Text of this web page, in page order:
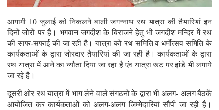
आगामी 10 जुलाई को निकलने वाली जगन्नाथ रथ यात्रा की तैयारियां इन
दिनों जोरों पर है। भगवान जगदीश के बिराजने हेतु भी जगदीश मन्दिर में रथ
की साफ-सफाई की जा रही है। यात्रा को रथ समिति व धर्मोत्सव समिति के
कार्यकताओं के द्वारा जोरदार तैयारियां की जा रही है। कार्यकताओं के द्वारा
रथ यात्रा में आने का न्यौता दिया जा रहा है एंव यात्रा रूट पर झंडे भी लगाये
जा रहे है।
दूसरी ओर रथ यात्रा में भाग लेने वाले संगठनो के द्वारा भी अलग- अलग बैठकें
आयोजित कर कार्यकताओं को अलग-अलग जिम्मेदारियां सौंपी जा रही है।